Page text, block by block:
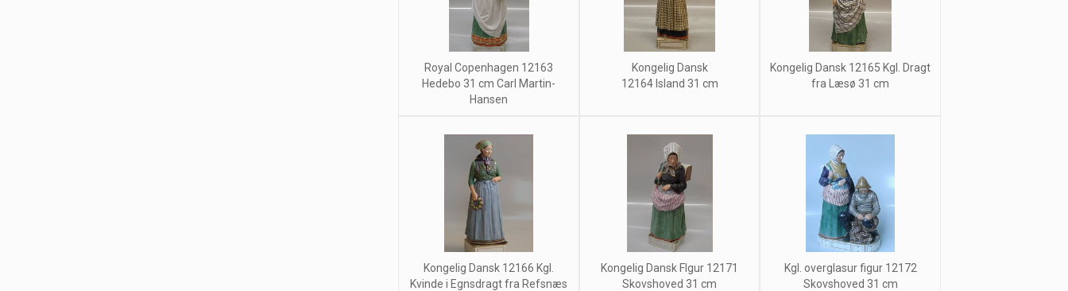
Royal Copenhagen 12163
Hedebo 31 cm Carl Martin-
Hansen
Kongelig Dansk
12164 Island 31 cm
Kongelig Dansk 12165 Kgl. Dragt
fra Læsø 31 cm
Kongelig Dansk 12166 Kgl.
Kvinde i Egnsdragt fra Refsnæs
Kongelig Dansk FIgur 12171
Skovshoved 31 cm
Kgl. overglasur figur 12172
Skovshoved 31 cm